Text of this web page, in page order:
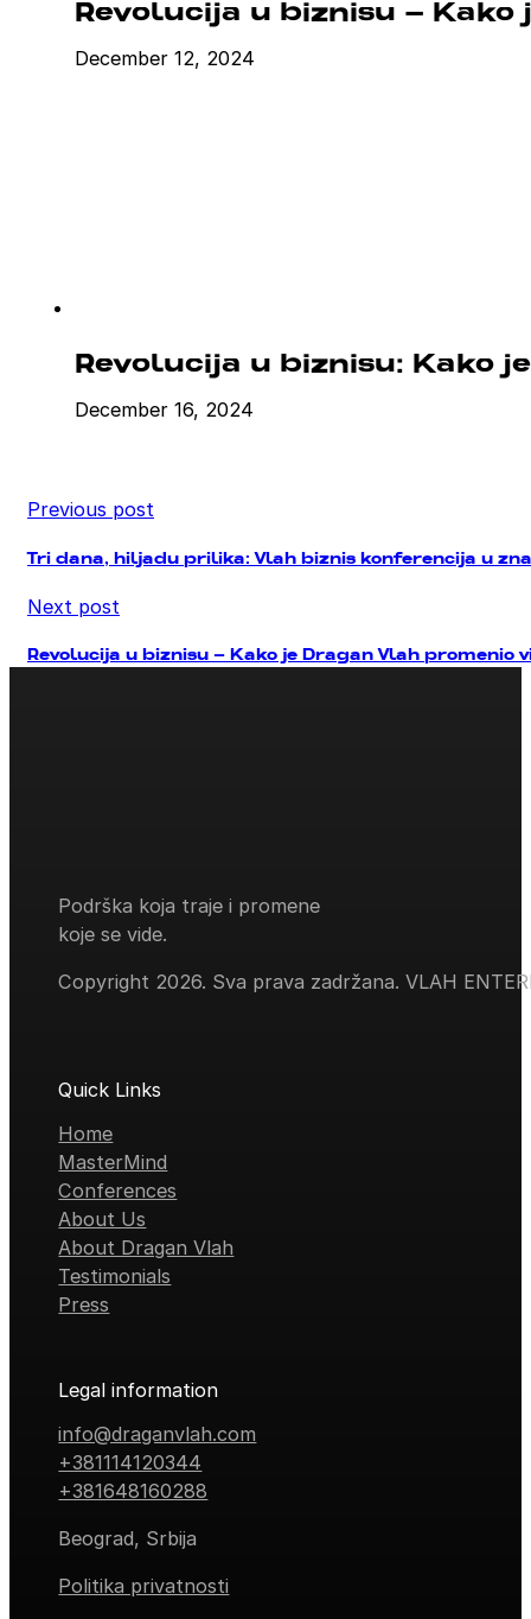
Revolucija u biznisu –
December 12, 2024
Revolucija u biznisu: Kako
December 16, 2024
Previous post
Tri dana, hiljadu prilika: Vlah biznis konferencija u
Next post
Revolucija u biznisu – Kako je Dragan Vlah promenio
Podrška koja traje i promene
koje se vide.
Copyright 2026. Sva prava zadržana. VLAH
Quick Links
Home
MasterMind
Conferences
About Us
About Dragan Vlah
Testimonials
Press
Legal information
info@draganvlah.com
+381114120344
+381648160288
Beograd, Srbija
Politika privatnosti